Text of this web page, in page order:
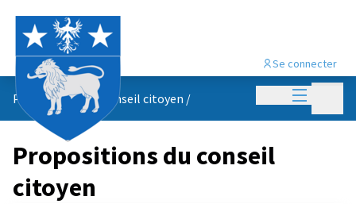
Menu
Se connecter
Propositions du conseil citoyen /
Propositions du conseil
citoyen